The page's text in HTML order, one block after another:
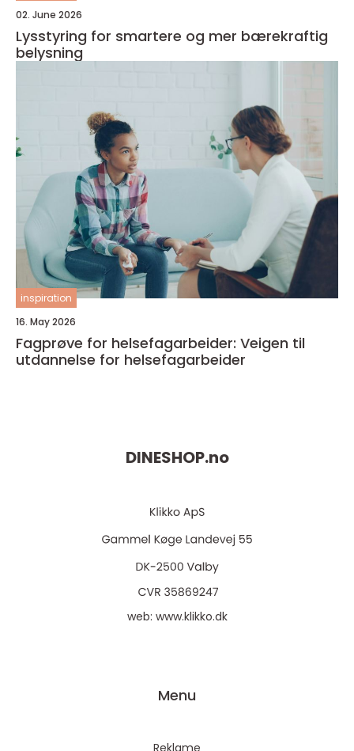
02. June 2026
Lysstyring for smartere og mer bærekraftig
belysning
inspiration
16. May 2026
Fagprøve for helsefagarbeider: Veigen til
utdannelse for helsefagarbeider
DINESHOP.no
web: www.klikko.dk
Menu
Reklame